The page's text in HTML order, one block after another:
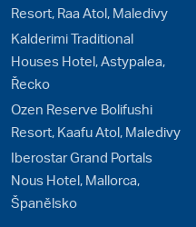
Resort, Raa Atol, Maledivy
Kalderimi Traditional
Houses Hotel, Astypalea,
Řecko
Ozen Reserve Bolifushi
Resort, Kaafu Atol, Maledivy
Iberostar Grand Portals
Nous Hotel, Mallorca,
Španělsko